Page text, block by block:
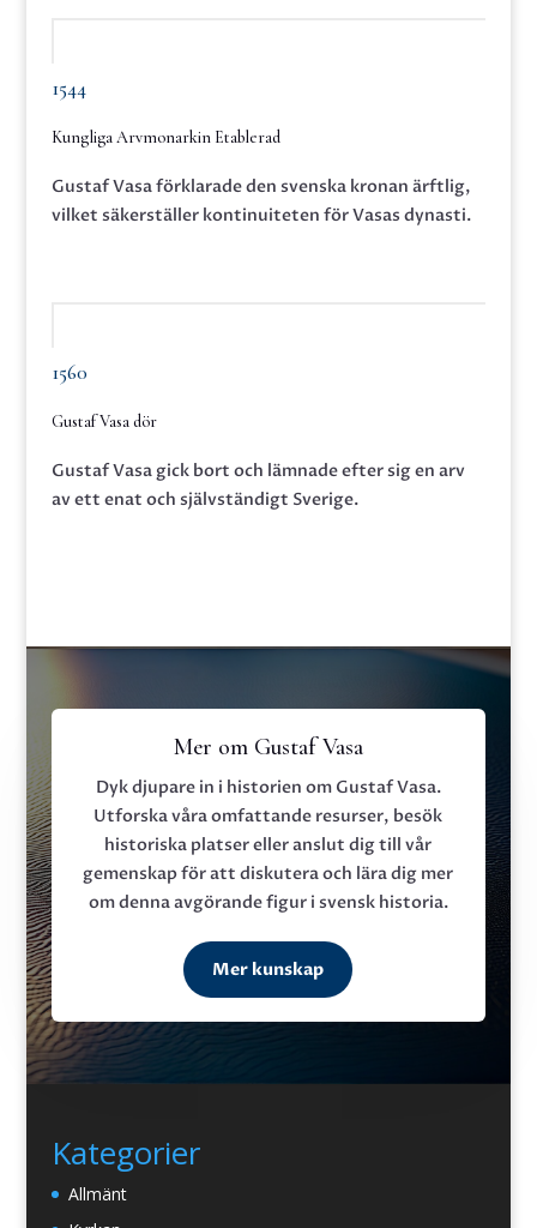
1544
Kungliga Arvmonarkin Etablerad
Gustaf Vasa förklarade den svenska kronan ärftlig,
vilket säkerställer kontinuiteten för Vasas dynasti.
1560
Gustaf Vasa dör
Gustaf Vasa gick bort och lämnade efter sig en arv
av ett enat och självständigt Sverige.
Mer om Gustaf Vasa
Dyk djupare in i historien om Gustaf Vasa.
Utforska våra omfattande resurser, besök
historiska platser eller anslut dig till vår
gemenskap för att diskutera och lära dig mer
om denna avgörande figur i svensk historia.
Mer kunskap
Kategorier
Allmänt